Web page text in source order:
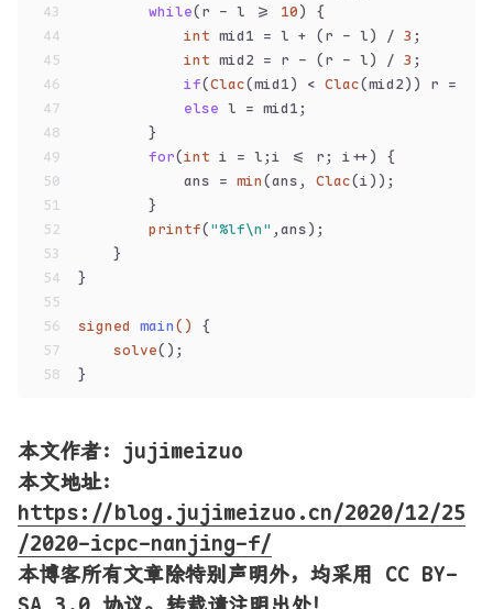
43
44
45
46
47
48
49
50
51
52
53
54
55
56
57
58
while(r - l >= 10) {
int mid1 = l + (r - l) / 3 ;
int mid2 = r - (r - l) / 3 ;
if(Clac(mid1) < Clac(mid2)) r =
else l = mid1;
        }
for(int i = l;i <= r; i++) {
            ans =
min(ans, Clac(i));
        }
printf("%lf\n" ,ans);
    }
}
signed main()
{
solve();
}
本文作者：jujimeizuo
本文地址：
https://blog.jujimeizuo.cn/2020/12/25
/2020-icpc-nanjing-f/
本博客所有文章除特别声明外，均采用 CC BY-